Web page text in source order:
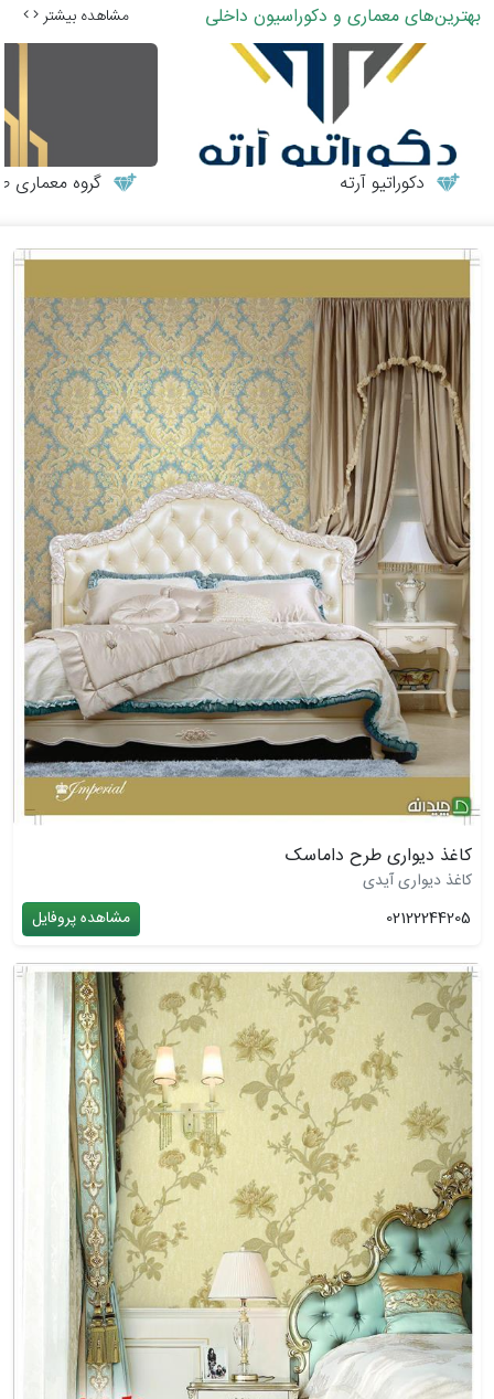
بهترین‌های معماری و دکوراسیون داخلی مشاهده بیشتر
دکوراتیو آرته گروه معماری
کاغذ دیواری طرح داماسک
کاغذ دیواری آیدی
02122244205
مشاهده پروفایل